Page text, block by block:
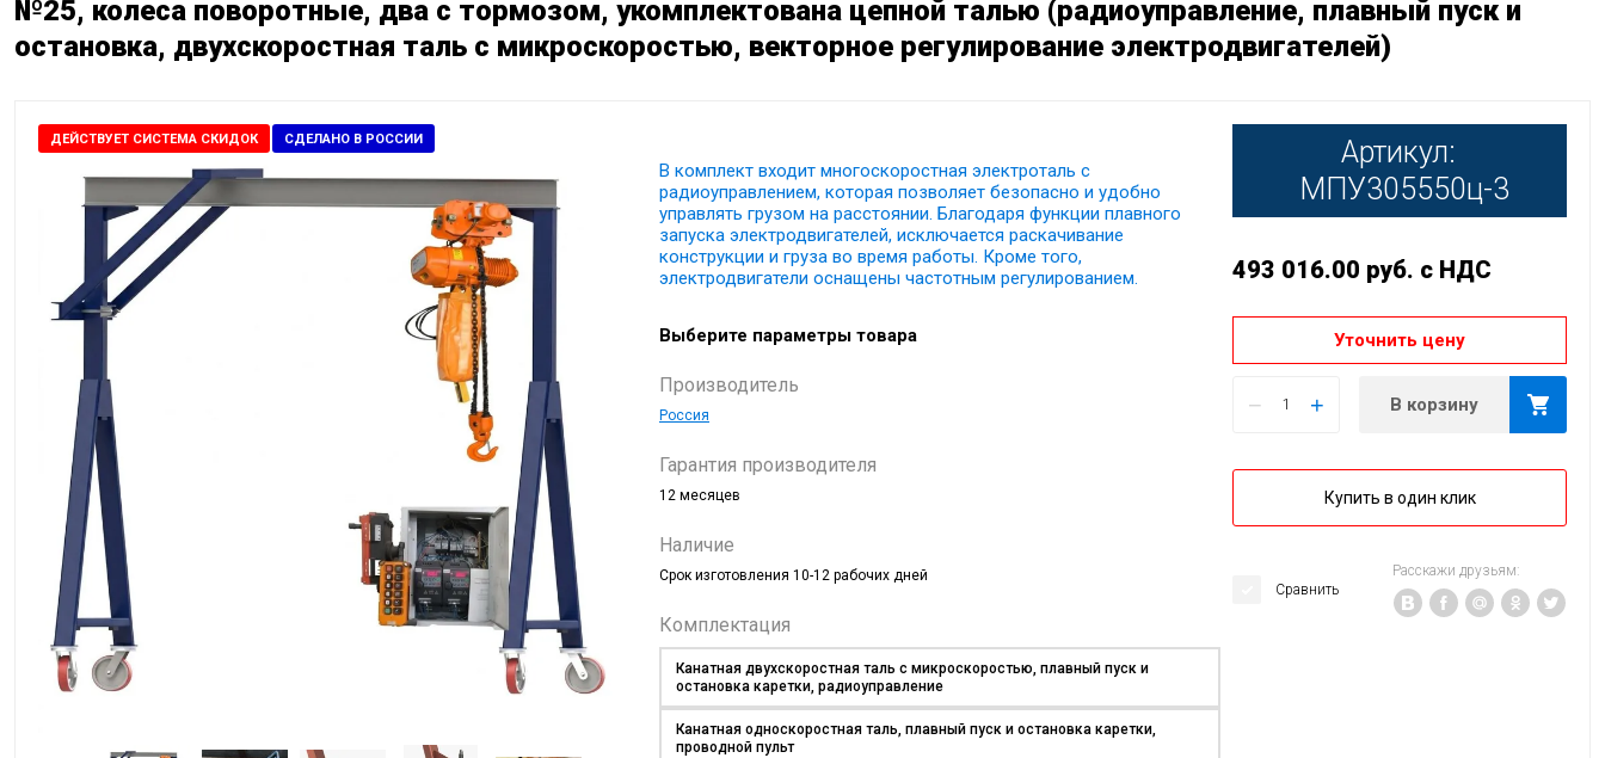
№25, колеса поворотные, два с тормозом, укомплектована цепной талью (радиоуправление, плавный пуск и
остановка, двухскоростная таль с микроскоростью, векторное регулирование электродвигателей)
ДЕЙСТВУЕТ СИСТЕМА СКИДОК СДЕЛАНО В РОССИИ
В комплект входит многоскоростная электроталь с
радиоуправлением, которая позволяет безопасно и удобно
управлять грузом на расстоянии. Благодаря функции плавного
запуска электродвигателей, исключается раскачивание
конструкции и груза во время работы. Кроме того,
электродвигатели оснащены частотным регулированием.
Выберите параметры товара
Производитель
Россия
Гарантия производителя
12 месяцев
Наличие
Срок изготовления 10-12 рабочих дней
Комплектация
Канатная двухскоростная таль с микроскоростью, плавный пуск и
остановка каретки, радиоуправление
Канатная односкоростная таль, плавный пуск и остановка каретки,
проводной пульт
Артикул:
МПУ305550ц-3
493 016.00 руб. с НДС
Уточнить цену
− + В корзину
Купить в один клик
Сравнить
Расскажи друзьям: